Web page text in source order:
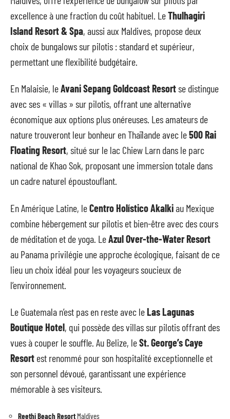
excellence à une fraction du coût habituel. LeThulhagiri
Island Resort & Spa, aussi aux Maldives, propose deux
choix de bungalows sur pilotis : standard et supérieur,
permettant une flexibilité budgétaire.
En Malaisie, leAvani Sepang Goldcoast Resortse distingue
avec ses « villas » sur pilotis, offrant une alternative
économique aux options plus onéreuses. Les amateurs de
nature trouveront leur bonheur en Thaïlande avec le500 Rai
Floating Resort, situé sur le lac Chiew Larn dans le parc
national de Khao Sok, proposant une immersion totale dans
un cadre naturel époustouflant.
En Amérique Latine, leCentro Holístico Akalkiau Mexique
combine hébergement sur pilotis et bien-être avec des cours
de méditation et de yoga. LeAzul Over-the-Water Resort
au Panama privilégie une approche écologique, faisant de ce
lieu un choix idéal pour les voyageurs soucieux de
l’environnement.
Le Guatemala n’est pas en reste avec leLas Lagunas
Boutique Hotel, qui possède des villas sur pilotis offrant des
vues à couper le souffle. Au Belize, leSt. George’s Caye
Resort est renommé pour son hospitalité exceptionnelle et
son personnel dévoué, garantissant une expérience
mémorable à ses visiteurs.
Reethi Beach Resort Maldives